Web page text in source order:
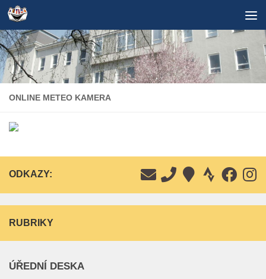
Skip to content
ONLINE METEO KAMERA
ODKAZY:
RUBRIKY
ÚŘEDNÍ DESKA